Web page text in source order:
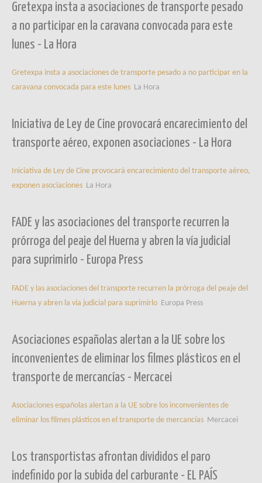
Gretexpa insta a asociaciones de transporte pesado
a no participar en la caravana convocada para este
lunes - La Hora
Gretexpa insta a asociaciones de transporte pesado a no participar en la
caravana convocada para este lunes La Hora
Iniciativa de Ley de Cine provocará encarecimiento del
transporte aéreo, exponen asociaciones - La Hora
Iniciativa de Ley de Cine provocará encarecimiento del transporte aéreo,
exponen asociaciones La Hora
FADE y las asociaciones del transporte recurren la
prórroga del peaje del Huerna y abren la vía judicial
para suprimirlo - Europa Press
FADE y las asociaciones del transporte recurren la prórroga del peaje del
Huerna y abren la vía judicial para suprimirlo Europa Press
Asociaciones españolas alertan a la UE sobre los
inconvenientes de eliminar los filmes plásticos en el
transporte de mercancías - Mercacei
Asociaciones españolas alertan a la UE sobre los inconvenientes de
eliminar los filmes plásticos en el transporte de mercancías Mercacei
Los transportistas afrontan divididos el paro
indefinido por la subida del carburante - EL PAÍS